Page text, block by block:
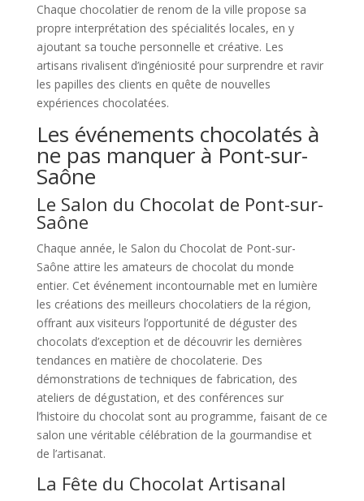
Chaque chocolatier de renom de la ville propose sa
propre interprétation des spécialités locales, en y
ajoutant sa touche personnelle et créative. Les
artisans rivalisent d’ingéniosité pour surprendre et ravir
les papilles des clients en quête de nouvelles
expériences chocolatées.
Les événements chocolatés à
ne pas manquer à Pont-sur-
Saône
Le Salon du Chocolat de Pont-sur-
Saône
Chaque année, le Salon du Chocolat de Pont-sur-
Saône attire les amateurs de chocolat du monde
entier. Cet événement incontournable met en lumière
les créations des meilleurs chocolatiers de la région,
offrant aux visiteurs l’opportunité de déguster des
chocolats d’exception et de découvrir les dernières
tendances en matière de chocolaterie. Des
démonstrations de techniques de fabrication, des
ateliers de dégustation, et des conférences sur
l’histoire du chocolat sont au programme, faisant de ce
salon une véritable célébration de la gourmandise et
de l’artisanat.
La Fête du Chocolat Artisanal